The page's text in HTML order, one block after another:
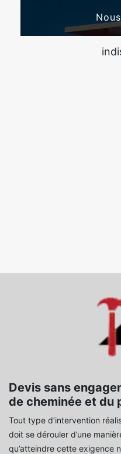
Devis sans
de cheminée et du
Tout type d’intervention
doit se dérouler d’une
qu’atteindre cette exigence